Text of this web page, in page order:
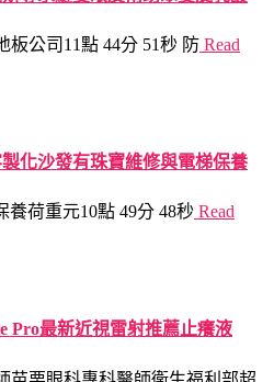
公司11點 44分 51秒 防 Read
化沙發有珠寶維修與電梯保養
荷重元10點 49分 48秒 Read
Pro最新近視雷射推薦止癢液